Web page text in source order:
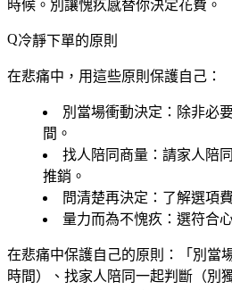
時候。別讓愧疚感替你決定花費。
冷靜下單的原則
在悲痛中，用這些原則保護自己：
別當場衝動決定 ：除非必
間。
找人陪同商量 ：請家人陪
推銷。
問清楚再決定 ：了解選項
量力而為不愧疚 ：選符合
在悲痛中保護自己的原則：「別當
時間）、找家人陪同一起判斷（別